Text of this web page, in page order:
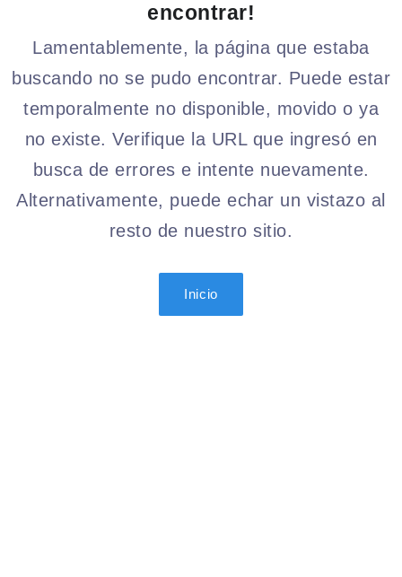
encontrar!
Lamentablemente, la página que estaba
buscando no se pudo encontrar. Puede estar
temporalmente no disponible, movido o ya
no existe. Verifique la URL que ingresó en
busca de errores e intente nuevamente.
Alternativamente, puede echar un vistazo al
resto de nuestro sitio.
Inicio